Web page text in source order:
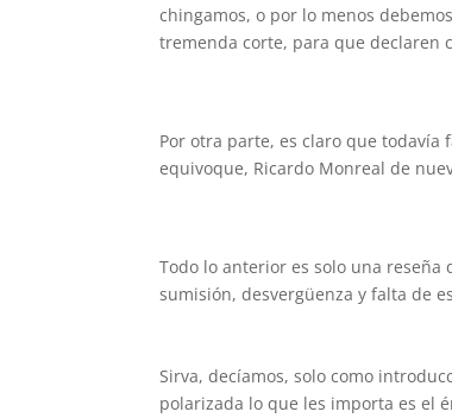
chingamos, o por lo menos
tremenda corte, para que declaren
Por otra parte, es claro que
equivoque, Ricardo Monreal de
Todo lo anterior es solo una
sumisión, desvergüenza y falta de
Sirva, decíamos, solo como
polarizada lo que les importa es el